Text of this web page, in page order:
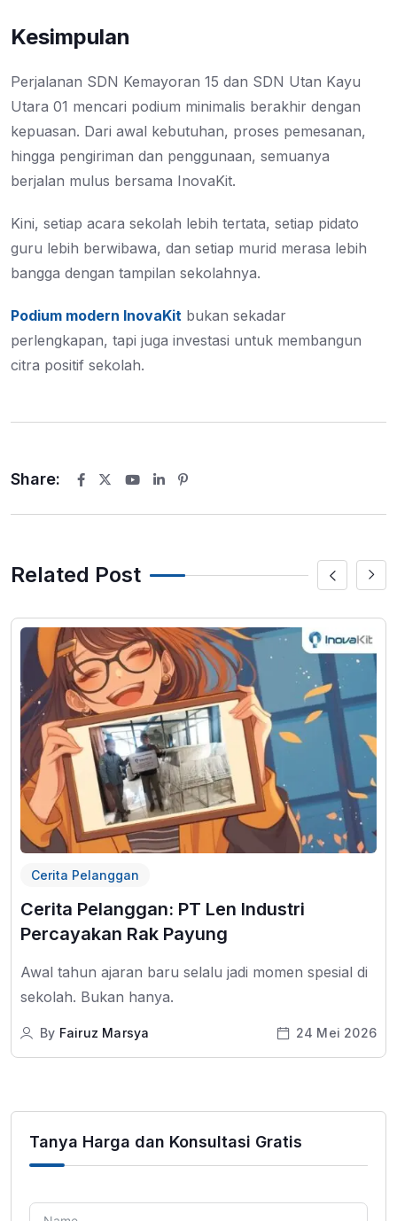
Kesimpulan
Perjalanan SDN Kemayoran 15 dan SDN Utan Kayu
Utara 01 mencari podium minimalis berakhir dengan
kepuasan. Dari awal kebutuhan, proses pemesanan,
hingga pengiriman dan penggunaan, semuanya
berjalan mulus bersama InovaKit.
Kini, setiap acara sekolah lebih tertata, setiap pidato
guru lebih berwibawa, dan setiap murid merasa lebih
bangga dengan tampilan sekolahnya.
Podium modern InovaKit bukan sekadar
perlengkapan, tapi juga investasi untuk membangun
citra positif sekolah.
Share:
Youtube
LinkedIn
Related Post
Cerita Pelanggan
Cerita Pelanggan: PT Len Industri
Percayakan Rak Payung
Awal tahun ajaran baru selalu jadi momen spesial di
sekolah. Bukan hanya.
By Fairuz Marsya 24 Mei 2026
Tanya Harga dan Konsultasi Gratis